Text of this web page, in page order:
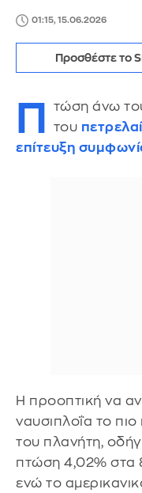
01:15, 15.06.2026
Προσθέστε το
Π
τώση άνω
του
επίτευξη
Η προοπτική να
ναυσιπλοΐα το
του πλανήτη,
πτώση 4,02% στα
ενώ το